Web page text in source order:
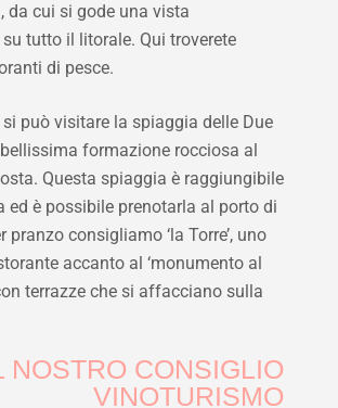
da cui si gode una vista
tutto il litorale. Qui troverete
di pesce.
può visitare la spiaggia delle Due
formazione rocciosa al
Questa spiaggia è raggiungibile
ed è possibile prenotarla al porto di
pranzo consigliamo ‘la Torre’, uno
accanto al ‘monumento al
terrazze che si affacciano sulla
NOSTRO CONSIGLIO
VINOTURISMO